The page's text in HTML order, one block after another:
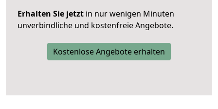
Erhalten Sie jetzt in nur wenigen Minuten
unverbindliche und kostenfreie Angebote.
Kostenlose Angebote erhalten